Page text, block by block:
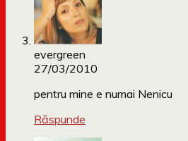
evergreen
27/03/2010
pentru mine e numai Nenicu
Răspunde